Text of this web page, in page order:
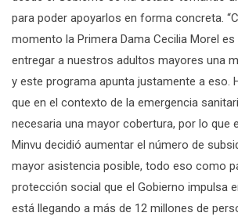
para poder apoyarlos en forma concreta.
momento la Primera Dama Cecilia Morel es
entregar a nuestros adultos mayores una
y este programa apunta justamente a eso.
que en el contexto de la emergencia
necesaria una mayor cobertura, por lo que
Minvu decidió aumentar el número de
mayor asistencia posible, todo eso como
protección social que el Gobierno impulsa
está llegando a más de 12 millones de